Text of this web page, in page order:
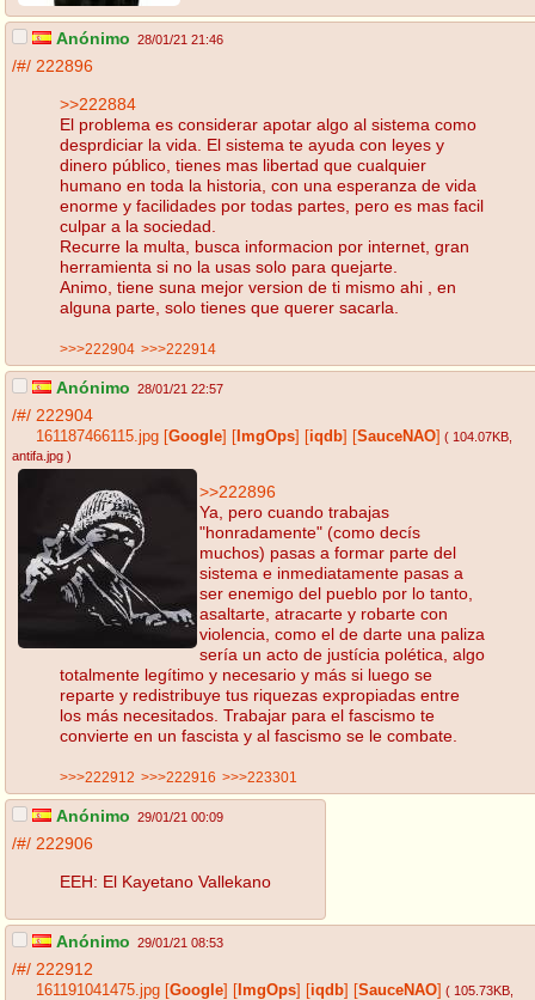
Anónimo 28/01/21 21:46
/#/ 222896
>>222884
El problema es considerar apotar algo al sistema como
desprdiciar la vida. El sistema te ayuda con leyes y
dinero público, tienes mas libertad que cualquier
humano en toda la historia, con una esperanza de vida
enorme y facilidades por todas partes, pero es mas facil
culpar a la sociedad.
Recurre la multa, busca informacion por internet, gran
herramienta si no la usas solo para quejarte.
Animo, tiene suna mejor version de ti mismo ahi , en
alguna parte, solo tienes que querer sacarla.
>>>222904 >>>222914
Anónimo 28/01/21 22:57
/#/ 222904
161187466115.jpg Google ImgOps iqdb SauceNAO ( 104.07KB
antifa.jpg )
>>222896
Ya, pero cuando trabajas
"honradamente" (como decís
muchos) pasas a formar parte del
sistema e inmediatamente pasas a
ser enemigo del pueblo por lo tanto,
asaltarte, atracarte y robarte con
violencia, como el de darte una paliza
sería un acto de justícia polética, algo
totalmente legítimo y necesario y más si luego se
reparte y redistribuye tus riquezas expropiadas entre
los más necesitados. Trabajar para el fascismo te
convierte en un fascista y al fascismo se le combate.
>>>222912 >>>222916 >>>223301
Anónimo 29/01/21 00:09
/#/ 222906
EEH: El Kayetano Vallekano
Anónimo 29/01/21 08:53
/#/ 222912
161191041475.jpg Google ImgOps iqdb SauceNAO ( 105.73KB